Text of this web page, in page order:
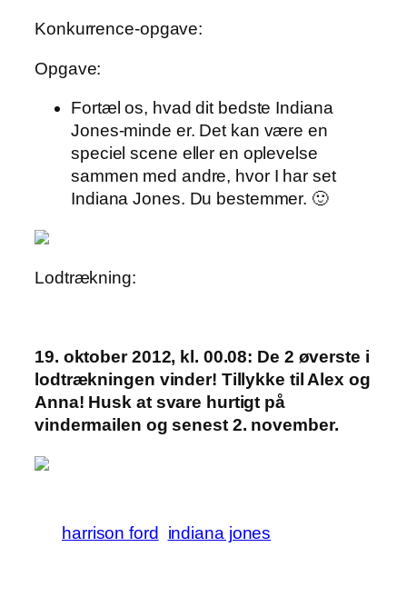
Konkurrence-opgave:
Opgave:
Fortæl os, hvad dit bedste Indiana
Jones-minde er. Det kan være en
speciel scene eller en oplevelse
sammen med andre, hvor I har set
Indiana Jones. Du bestemmer. 🙂
Lodtrækning:
19. oktober 2012, kl. 00.08: De 2 øverste i
lodtrækningen vinder! Tillykke til Alex og
Anna! Husk at svare hurtigt på
vindermailen og senest 2. november.
harrison ford indiana jones